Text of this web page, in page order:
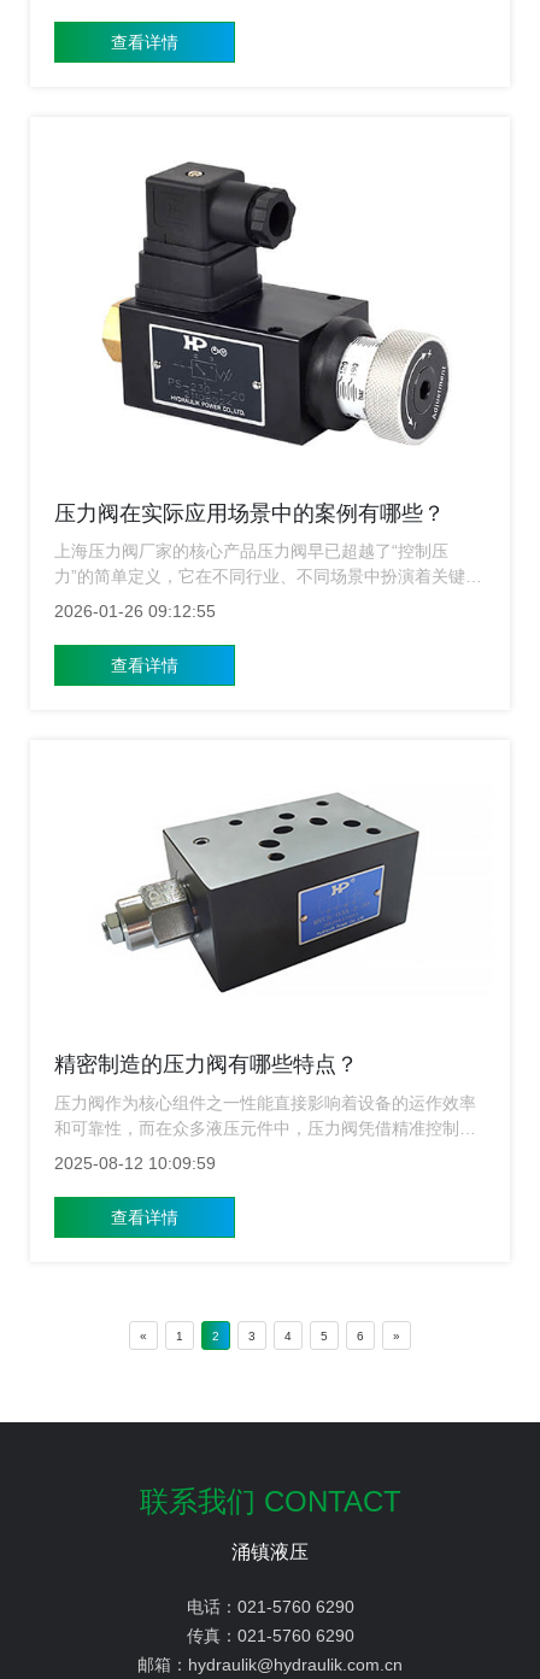
应用实例。
查看详情
压力阀在实际应用场景中的案例有哪些？
上海压力阀厂家的核心产品压力阀早已超越了“控制压
力”的简单定义，它在不同行业、不同场景中扮演着关键角
色，今天我们不讲技术参数，不列枯燥公式，只聊聊几个
澜”的。
2026-01-26 09:12:55
查看详情
精密制造的压力阀有哪些特点？
压力阀作为核心组件之一性能直接影响着设备的运作效率
和可靠性，而在众多液压元件中，压力阀凭借精准控制流
体压力的能力，成为了保证整个液压系统正常工作的关键
说，精密制造的压力阀更是不可或缺的存在，那么这些经
过精密制造的压力阀究竟有哪些独特之处呢？上海压力阀
2025-08-12 10:09:59
查看详情
« 1 2 3 4 5 6 »
联系我们 CONTACT
涌镇液压
电话： 021-5760 6290
传真： 021-5760 6290
邮箱： hydraulik@hydraulik.com.cn